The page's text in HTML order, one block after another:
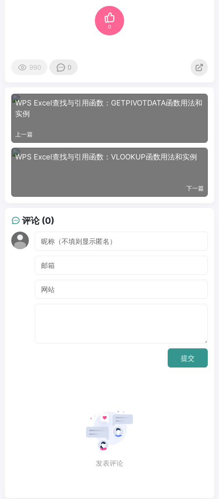
0
990 0
WPS Excel查找与引用函数：GETPIVOTDATA函数用法和
实例
上一篇
WPS Excel查找与引用函数：VLOOKUP函数用法和实例
下一篇
评论 (0)
提交
发表评论